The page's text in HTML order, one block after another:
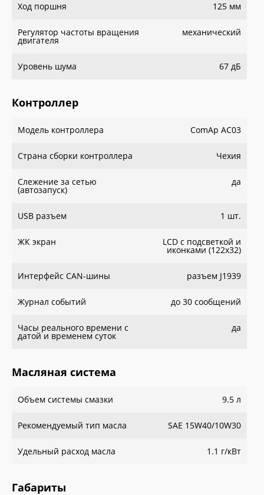
Ход поршня 125 мм
Регулятор частоты вращения
двигателя
механический
Уровень шума 67 дБ
Контроллер
Модель контроллера ComAp AC03
Страна сборки контроллера Чехия
Слежение за сетью
(автозапуск)
да
USB разъем 1 шт.
ЖК экран LCD с подсветкой и
иконками (122x32)
Интерфейс CAN-шины разъем J1939
Журнал событий до 30 сообщений
Часы реального времени с
датой и временем суток
да
Масляная система
Объем системы смазки 9.5 л
Рекомендуемый тип масла SAE 15W40/10W30
Удельный расход масла 1.1 г/кВт
Габариты